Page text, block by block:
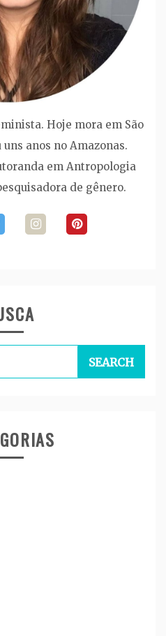
Hoje mora em São
anos no Amazonas.
em Antropologia
de gênero.